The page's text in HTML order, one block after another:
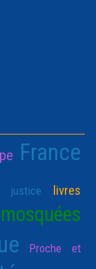
France
justice livres
mosquées
Proche et